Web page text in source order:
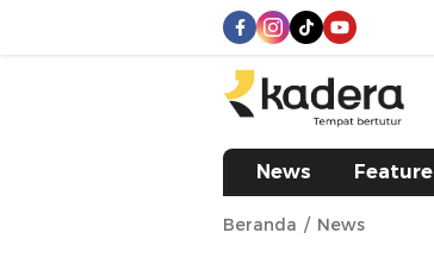
kadera.id
Tempat bertutur
News Feature
Beranda News